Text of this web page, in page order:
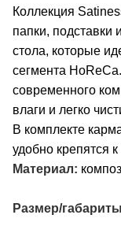
Коллекция
папки, подставки
стола, которые
сегмента
современного
влаги и легко
В комплекте
удобно крепятся
Материал:
Размер/